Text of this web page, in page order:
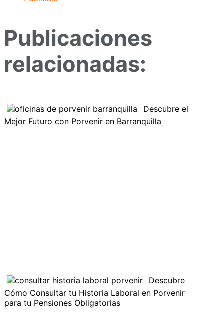
Publicaciones
relacionadas:
Descubre el
Mejor Futuro con Porvenir en Barranquilla
Descubre
Cómo Consultar tu Historia Laboral en Porvenir
para tu Pensiones Obligatorias